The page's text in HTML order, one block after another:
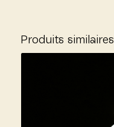
Produits similaires